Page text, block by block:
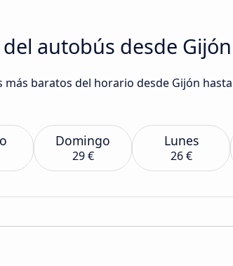
autobús desde
baratos del horario desde Gijón
Domingo
29 €
Lunes
26 €